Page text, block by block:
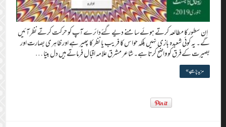
اِن سطور کا مطالعہ کرتے ہوئے سامنے دیے گئےدائرے آپ کو حرکت کرتے نظر آئیں
گے۔ یہ کوئی شعبدہ بازی نہیں بلکہ حواس کا فریب یا نظر کا پھیر ہے اور ظاہری بصارت اور
بصیرت کےفرق کو واضح کرتا ہے۔ شاعر مشرق علامہ اقبال فرماتے ہیں دل بینا …
مزید پڑھیے »